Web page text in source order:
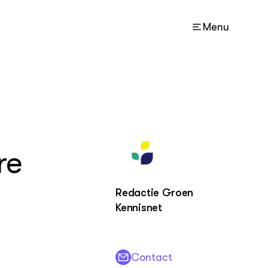
Menu
Redactie Groen
Kennisnet
Contact